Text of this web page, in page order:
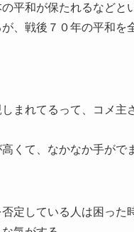
の平和が保たれるなどと
、戦後７０年の平和を
まれてるって、コメ主
くて、なかなか手がで
否定している人は困った